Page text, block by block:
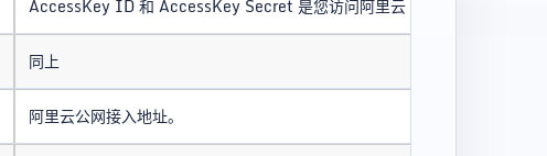
AccessKey ID 和 AccessKey Secret 是您访问阿里云 API 的密钥，具有
同上
阿里云公网接入地址。